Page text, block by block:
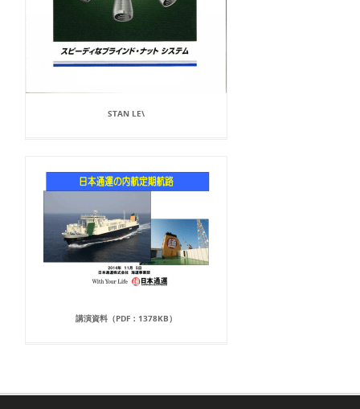
STAN LE\
講演資料（PDF：1378KB）